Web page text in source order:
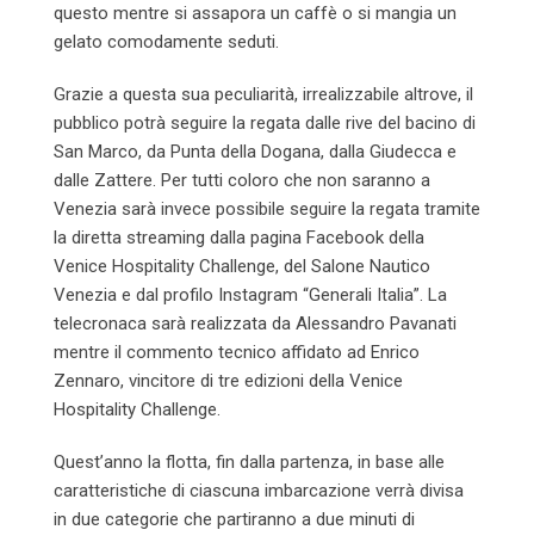
questo mentre si assapora un caffè o si mangia un
gelato comodamente seduti.
Grazie a questa sua peculiarità, irrealizzabile altrove, il
pubblico potrà seguire la regata dalle rive del bacino di
San Marco, da Punta della Dogana, dalla Giudecca e
dalle Zattere. Per tutti coloro che non saranno a
Venezia sarà invece possibile seguire la regata tramite
la diretta streaming dalla pagina Facebook della
Venice Hospitality Challenge, del Salone Nautico
Venezia e dal profilo Instagram “Generali Italia”. La
telecronaca sarà realizzata da Alessandro Pavanati
mentre il commento tecnico affidato ad Enrico
Zennaro, vincitore di tre edizioni della Venice
Hospitality Challenge.
Quest’anno la flotta, fin dalla partenza, in base alle
caratteristiche di ciascuna imbarcazione verrà divisa
in due categorie che partiranno a due minuti di